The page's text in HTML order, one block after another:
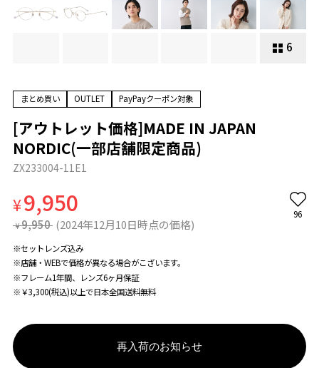
6
まとめ買い OUTLET PayPayクーポン対象
[アウトレット価格]MADE IN JAPAN
NORDIC(一部店舗限定商品)
ZX233004-11E1
¥9,950
¥ 9,950 (2024年12月10日時点の価格)
96
※セットレンズ込み
※店舗・WEBで価格が異なる場合がこざいます。
※フレーム1年間、レンズ6ヶ月保証
※￥3,300(税込)以上で日本全国送料無料
再入荷のお知らせ